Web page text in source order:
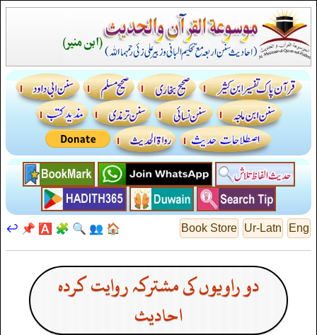
Eng
Ur-Latn
Book Store
🏠
👥
🔍
🧩
🅰️
📌
↩️
دو راویوں کی مشترکہ روایت کردہ
احادیث